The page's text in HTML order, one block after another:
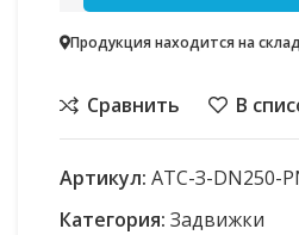
Продукция находится на
Сравнить В
Артикул: АТС-З-DN250-
Категория: Задвижки